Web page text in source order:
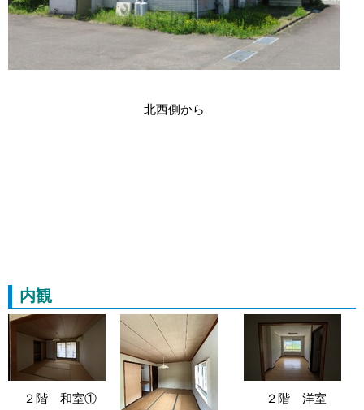
北西側から
内観
２階 和室① ２階 洋室